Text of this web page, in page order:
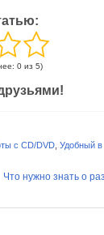
0 из 5)
с CD/DVD, Удобный
Что нужно знать о